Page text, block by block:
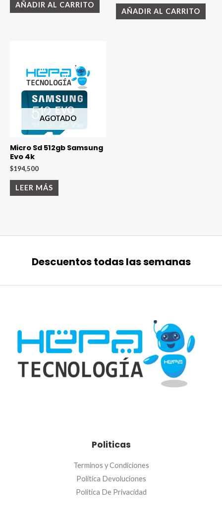
AÑADIR AL CARRITO
original
actual
AÑADIR AL CARRITO
AGOTADO
Micro Sd 512gb Samsung
Evo 4k
$194,500
LEER MÁS
Descuentos todas las semanas
Politicas
Terminos y Condiciones
Política Devoluciones
Politica De Privacidad